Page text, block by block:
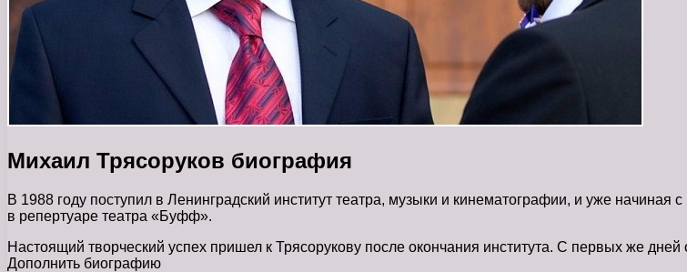
Михаил Трясоруков биография
В 1988 году поступил в Ленинградский институт театра, музыки и кинематографии, и уже начиная
в репертуаре театра «Буфф».
Настоящий творческий успех пришел к Трясорукову после окончания института. С первых же
Дополнить биографию